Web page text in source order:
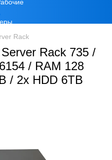
Rack
Rack 735 /
/ RAM 128
/ 2x HDD 6TB